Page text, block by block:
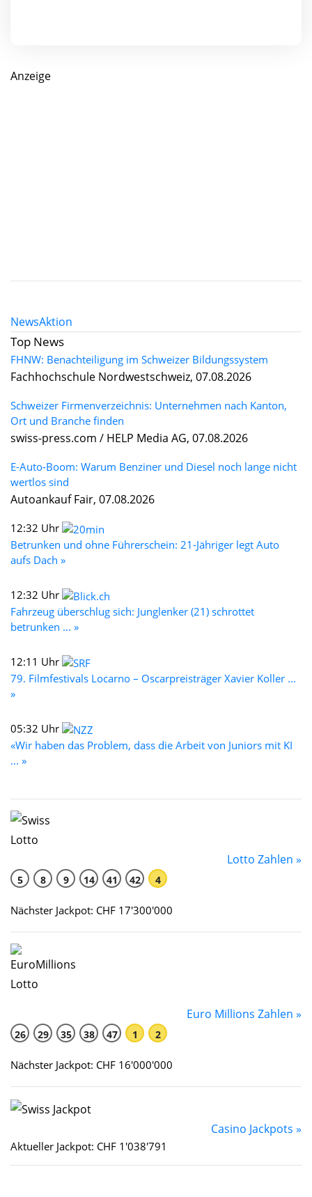
Anzeige
NewsAktion
Top News
FHNW: Benachteiligung im Schweizer Bildungssystem
Fachhochschule Nordwestschweiz, 07.08.2026
Schweizer Firmenverzeichnis: Unternehmen nach Kanton,
Ort und Branche finden
swiss-press.com / HELP Media AG, 07.08.2026
E-Auto-Boom: Warum Benziner und Diesel noch lange nicht
wertlos sind
Autoankauf Fair, 07.08.2026
12:32 Uhr
Betrunken und ohne Führerschein: 21-Jähriger legt Auto
aufs Dach »
12:32 Uhr
Fahrzeug überschlug sich: Junglenker (21) schrottet
betrunken ... »
12:11 Uhr
79. Filmfestivals Locarno – Oscarpreisträger Xavier Koller ...
»
05:32 Uhr
«Wir haben das Problem, dass die Arbeit von Juniors mit KI
... »
Lotto Zahlen »
5 8 9 14 41 42 4
Nächster Jackpot: CHF 17'300'000
Euro Millions Zahlen »
26 29 35 38 47 1 2
Nächster Jackpot: CHF 16'000'000
Casino Jackpots »
Aktueller Jackpot: CHF 1'038'791